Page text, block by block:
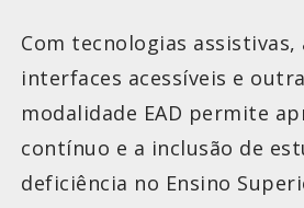
Com tecnologias assistivas,
interfaces acessíveis e
modalidade EAD permite
contínuo e a inclusão de
deficiência no Ensino